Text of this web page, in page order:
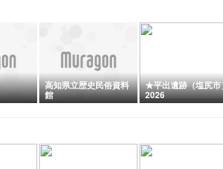
高知県立歴史民俗資料
館
★平出遺跡（塩尻市
2026